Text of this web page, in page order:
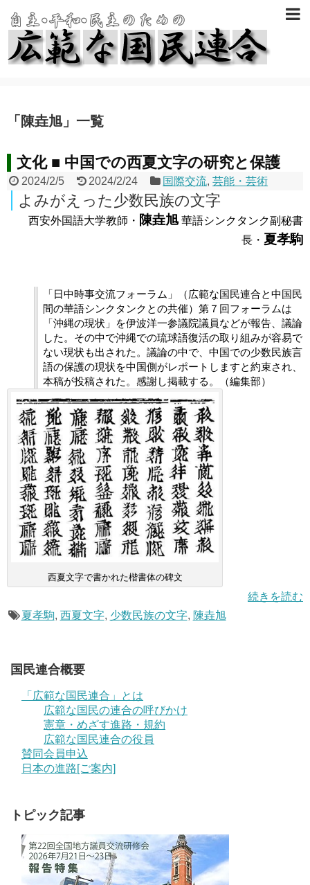
「 陳垚旭」 一覧
文化 ■ 中国での西夏文字の研究と保護
2024/2/5 2024/2/24 国際交流,芸能・芸術
よみがえった少数民族の文字
西安外国語大学教師・ 陳垚旭華語シンクタンク副秘書
長・ 夏孝駒
「日中時事交流フォーラム」（広範な国民連合と中国民
間の華語シンクタンクとの共催）第７回フォーラムは
「沖縄の現状」を伊波洋一参議院議員などが報告、議論
した。その中で沖縄での琉球語復活の取り組みが容易で
ない現状も出された。議論の中で、中国での少数民族言
語の保護の現状を中国側がレポートしますと約束され、
本稿が投稿された。感謝し掲載する。（編集部）
西夏文字で書かれた楷書体の碑文
続きを読む
夏孝駒, 西夏文字, 少数民族の文字, 陳垚旭
国民連合概要
「広範な国民連合」とは
広範な国民の連合の呼びかけ
憲章・めざす進路・規約
広範な国民連合の役員
賛同会員申込
日本の進路[ご案内]
トピック記事